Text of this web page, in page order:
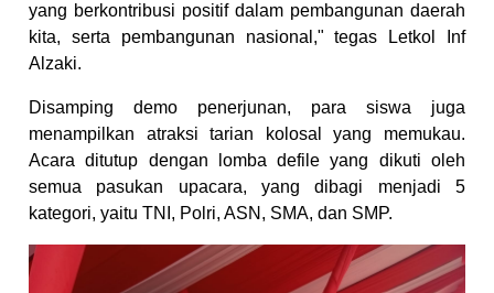
yang berkontribusi positif dalam pembangunan daerah
kita, serta pembangunan nasional," tegas Letkol Inf
Alzaki.
Disamping demo penerjunan, para siswa juga
menampilkan atraksi tarian kolosal yang memukau.
Acara ditutup dengan lomba defile yang dikuti oleh
semua pasukan upacara, yang dibagi menjadi 5
kategori, yaitu TNI, Polri, ASN, SMA, dan SMP.